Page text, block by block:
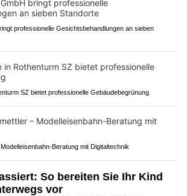
professionelle Gesichtsbehandlungen an sieben
SZ bietet professionelle Gebäudebegrünung
Beratung mit Digitaltechnik
So bereiten Sie Ihr Kind
vor